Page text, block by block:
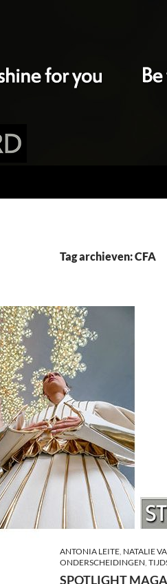
Tag archieven: CFA
ANTONIA LEITE, NATALIE
ONDERSCHEIDINGEN,
SPOTLIGHT